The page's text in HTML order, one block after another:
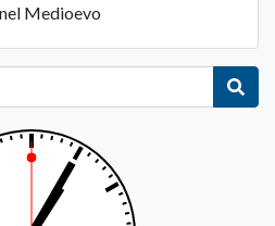
Medioevo